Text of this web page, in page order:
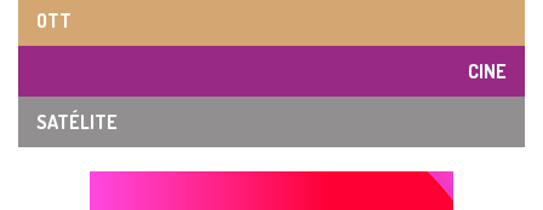
OTT
CINE
SATÉLITE